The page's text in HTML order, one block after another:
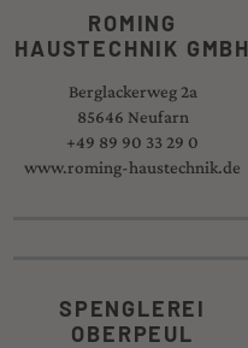
ROMING
HAUSTECHNIK GMBH
Berglackerweg 2a
85646 Neufarn
+49 89 90 33 29 0
www.roming-haustechnik.de
SPENGLEREI
OBERPEUL